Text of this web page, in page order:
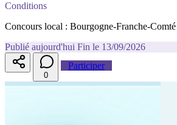
Conditions
Concours local : Bourgogne-Franche-
Publié aujourd'hui Fin le 13/09/2026
0
Participer